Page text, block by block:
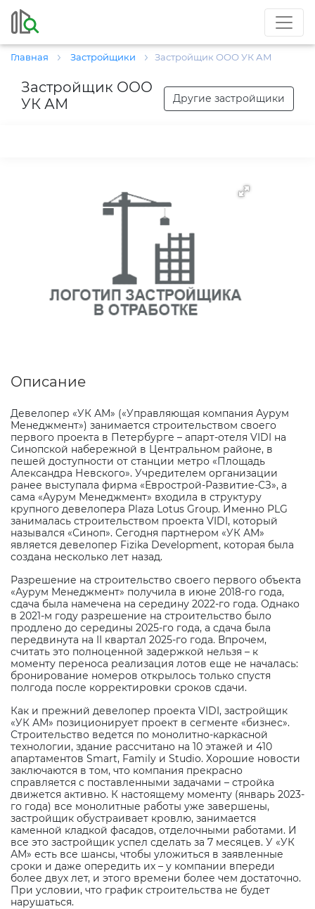
Главная Застройщики Застройщик ООО УК АМ
Застройщик ООО
УК АМ
Другие застройщики
Описание
Девелопер «УК АМ» («Управляющая компания Аурум
Менеджмент») занимается строительством своего
первого проекта в Петербурге – апарт-отеля VIDI на
Синопской набережной в Центральном районе, в
пешей доступности от станции метро «Площадь
Александра Невского». Учредителем организации
ранее выступала фирма «Еврострой-Развитие-СЗ», а
сама «Аурум Менеджмент» входила в структуру
крупного девелопера Plaza Lotus Group. Именно PLG
занималась строительством проекта VIDI, который
назывался «Синоп». Сегодня партнером «УК АМ»
является девелопер Fizika Development, которая была
создана несколько лет назад.
Разрешение на строительство своего первого объекта
«Аурум Менеджмент» получила в июне 2018-го года,
сдача была намечена на середину 2022-го года. Однако
в 2021-м году разрешение на строительство было
продлено до середины 2025-го года, а сдача была
передвинута на II квартал 2025-го года. Впрочем,
считать это полноценной задержкой нельзя – к
моменту переноса реализация лотов еще не началась:
бронирование номеров открылось только спустя
полгода после корректировки сроков сдачи.
Как и прежний девелопер проекта VIDI, застройщик
«УК АМ» позиционирует проект в сегменте «бизнес».
Строительство ведется по монолитно-каркасной
технологии, здание рассчитано на 10 этажей и 410
апартаментов Smart, Family и Studio. Хорошие новости
заключаются в том, что компания прекрасно
справляется с поставленными задачами – стройка
движется активно. К настоящему моменту (январь 2023-
го года) все монолитные работы уже завершены,
застройщик обустраивает кровлю, занимается
каменной кладкой фасадов, отделочными работами. И
все это застройщик успел сделать за 7 месяцев. У «УК
АМ» есть все шансы, чтобы уложиться в заявленные
сроки и даже опередить их – у компании впереди
более двух лет, и этого времени более чем достаточно.
При условии, что график строительства не будет
нарушаться.